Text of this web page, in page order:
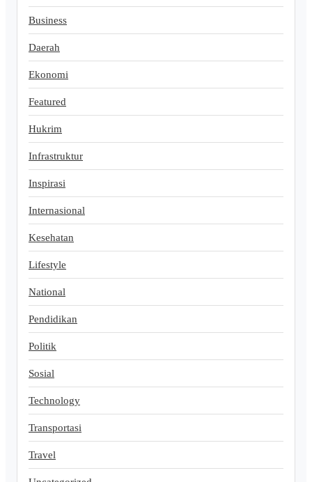
Business
Daerah
Ekonomi
Featured
Hukrim
Infrastruktur
Inspirasi
Internasional
Kesehatan
Lifestyle
National
Pendidikan
Politik
Sosial
Technology
Transportasi
Travel